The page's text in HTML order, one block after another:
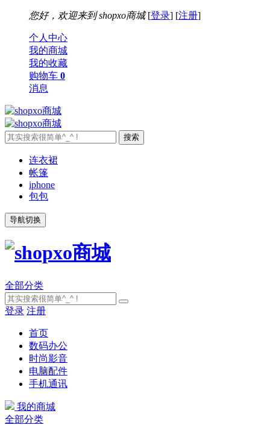
您好，欢迎来到 shopxo商城[登录] [注册]
个人中心
我的商城
我的收藏
购物车 0
消息
连衣裙
帐篷
iphone
包包
导航切换
全部分类
登录 注册
首页
数码办公
时尚影音
电脑配件
手机通讯
我的商城
全部分类